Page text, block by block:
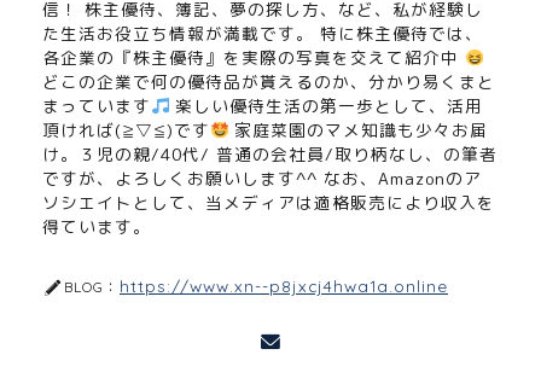
信！ 株主優待、簿記、夢の探し方、など、私が経験し
た生活お役立ち情報が満載です。 特に株主優待では、
各企業の『株主優待』を実際の写真を交えて紹介中
どこの企業で何の優待品が貰えるのか、分かり易くまと
まっています
楽しい優待生活の第一歩として、活用
頂ければ(≧▽≦)です
家庭菜園のマメ知識も少々お届
け。３児の親/40代/ 普通の会社員/取り柄なし、の筆者
ですが、よろしくお願いします^^ なお、Amazonのア
ソシエイトとして、当メディアは適格販売により収入を
得ています。
BLOG： https://www.xn--p8jxcj4hwa1a.online